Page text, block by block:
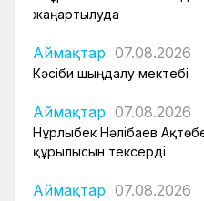
жаңартылуда
Аймақтар 07.08.2026
Кәсіби шыңдалу мектебі
Аймақтар 07.08.2026
Нұрлыбек Нәлібаев
құрылысын тексерді
Аймақтар 07.08.2026